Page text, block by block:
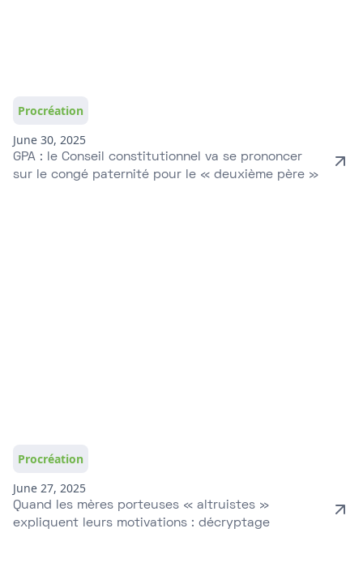
Procréation
June 30, 2025
GPA : le Conseil constitutionnel va se prononcer
sur le congé paternité pour le « deuxième père »
Procréation
June 27, 2025
Quand les mères porteuses « altruistes »
expliquent leurs motivations : décryptage